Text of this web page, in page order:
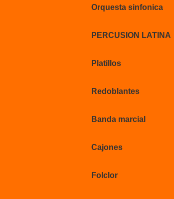
Orquesta sinfonica
PERCUSION LATINA
Platillos
Redoblantes
Banda marcial
Cajones
Folclor